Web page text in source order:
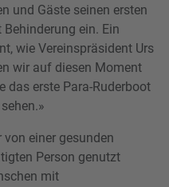
und Gäste seinen ersten
ein. Ein
wie Vereinspräsident Urs
wir auf diesen Moment
das erste Para-Ruderboot
einer gesunden
Person genutzt
mit